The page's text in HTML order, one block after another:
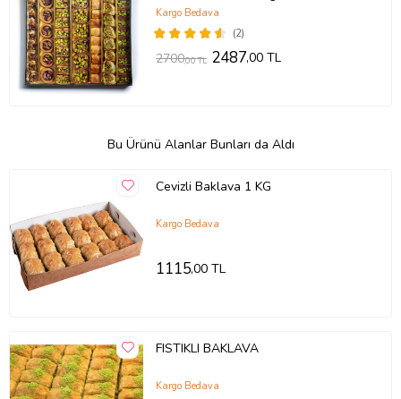
(2)
Kargo Bedava
2700,00 TL 2487,00 TL
Bu Ürünü Alanlar Bunları da Aldı
Cevizli Baklava 1 KG
Kargo Bedava
1115,00 TL
FISTIKLI BAKLAVA
Kargo Bedava